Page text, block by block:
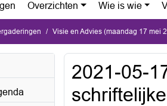
Overzichten Wie is wie
Visie en Advies (maandag 17 mei
2021-05-